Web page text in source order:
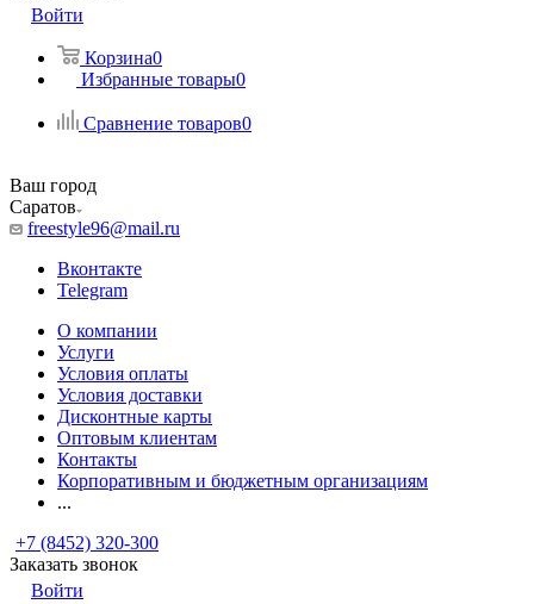
Войти
Корзина0
Избранные товары0
Сравнение товаров0
Ваш город
Саратов
freestyle96@mail.ru
Вконтакте
Telegram
О компании
Услуги
Условия оплаты
Условия доставки
Дисконтные карты
Оптовым клиентам
Контакты
Корпоративным и бюджетным организациям
...
+7 (8452) 320-300
Заказать звонок
Войти